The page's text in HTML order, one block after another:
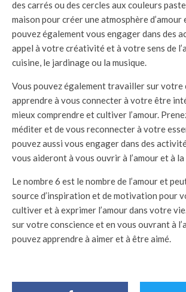
des carrés ou des cercles aux couleurs
maison pour créer une atmosphère d’amour
pouvez également vous engager dans des
appel à votre créativité et à votre sens de
cuisine, le jardinage ou la musique.
Vous pouvez également travailler sur votre
apprendre à vous connecter à votre être
mieux comprendre et cultiver l’amour.
méditer et de vous reconnecter à votre
pouvez aussi vous engager dans des
vous aideront à vous ouvrir à l’amour et à
Le nombre 6 est le nombre de l’amour et
source d’inspiration et de motivation pour
cultiver et à exprimer l’amour dans votre
sur votre conscience et en vous ouvrant à
pouvez apprendre à aimer et à être aimé.